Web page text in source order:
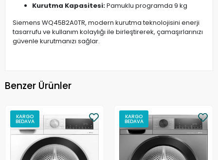
Kurutma Kapasitesi:Pamuklu programda 9 kg
Siemens WQ45B2A0TR, modern kurutma teknolojisini enerji
tasarrufu ve kullanım kolaylığı ile birleştirerek, çamaşırlarınızı
güvenle kurutmanızı sağlar.
Benzer Ürünler
KARGO
BEDAVA
KARGO
BEDAVA